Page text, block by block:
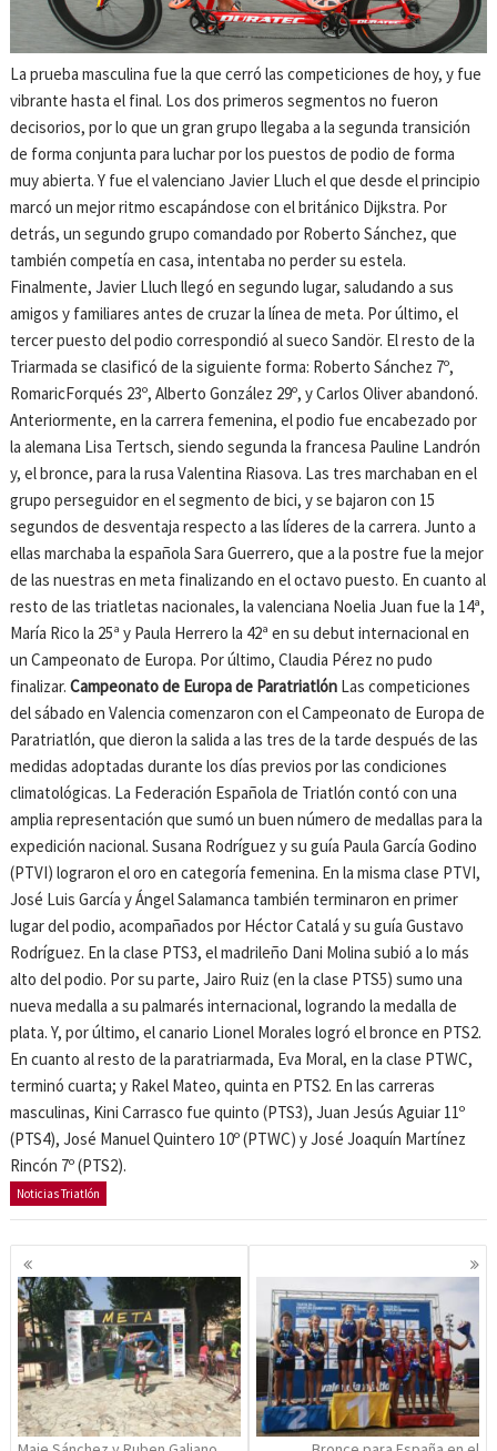
La prueba masculina fue la que cerró las competiciones de hoy, y fue
vibrante hasta el final. Los dos primeros segmentos no fueron
decisorios, por lo que un gran grupo llegaba a la segunda transición
de forma conjunta para luchar por los puestos de podio de forma
muy abierta. Y fue el valenciano Javier Lluch el que desde el principio
marcó un mejor ritmo escapándose con el británico Dijkstra. Por
detrás, un segundo grupo comandado por Roberto Sánchez, que
también competía en casa, intentaba no perder su estela.
Finalmente, Javier Lluch llegó en segundo lugar, saludando a sus
amigos y familiares antes de cruzar la línea de meta. Por último, el
tercer puesto del podio correspondió al sueco Sandör. El resto de la
Triarmada se clasificó de la siguiente forma: Roberto Sánchez 7º,
RomaricForqués 23º, Alberto González 29º, y Carlos Oliver abandonó.
Anteriormente, en la carrera femenina, el podio fue encabezado por
la alemana Lisa Tertsch, siendo segunda la francesa Pauline Landrón
y, el bronce, para la rusa Valentina Riasova. Las tres marchaban en el
grupo perseguidor en el segmento de bici, y se bajaron con 15
segundos de desventaja respecto a las líderes de la carrera. Junto a
ellas marchaba la española Sara Guerrero, que a la postre fue la mejor
de las nuestras en meta finalizando en el octavo puesto. En cuanto al
resto de las triatletas nacionales, la valenciana Noelia Juan fue la 14ª,
María Rico la 25ª y Paula Herrero la 42ª en su debut internacional en
un Campeonato de Europa. Por último, Claudia Pérez no pudo
finalizar.Campeonato de Europa de Paratriatlón Las competiciones
del sábado en Valencia comenzaron con el Campeonato de Europa de
Paratriatlón, que dieron la salida a las tres de la tarde después de las
medidas adoptadas durante los días previos por las condiciones
climatológicas. La Federación Española de Triatlón contó con una
amplia representación que sumó un buen número de medallas para la
expedición nacional. Susana Rodríguez y su guía Paula García Godino
(PTVI) lograron el oro en categoría femenina. En la misma clase PTVI,
José Luis García y Ángel Salamanca también terminaron en primer
lugar del podio, acompañados por Héctor Catalá y su guía Gustavo
Rodríguez. En la clase PTS3, el madrileño Dani Molina subió a lo más
alto del podio. Por su parte, Jairo Ruiz (en la clase PTS5) sumo una
nueva medalla a su palmarés internacional, logrando la medalla de
plata. Y, por último, el canario Lionel Morales logró el bronce en PTS2.
En cuanto al resto de la paratriarmada, Eva Moral, en la clase PTWC,
terminó cuarta; y Rakel Mateo, quinta en PTS2. En las carreras
masculinas, Kini Carrasco fue quinto (PTS3), Juan Jesús Aguiar 11º
(PTS4), José Manuel Quintero 10º (PTWC) y José Joaquín Martínez
Rincón 7º (PTS2).
Noticias Triatlón
Navegación
de
entradas